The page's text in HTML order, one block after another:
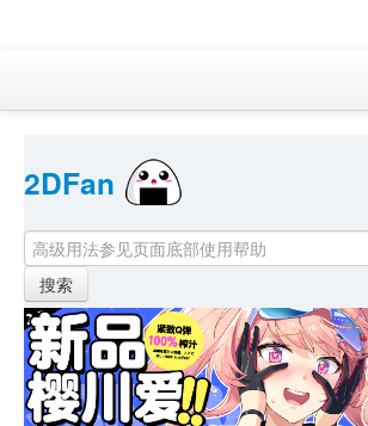
首页
找游戏
下资源
目录
本月新作
站内动态
2DFan